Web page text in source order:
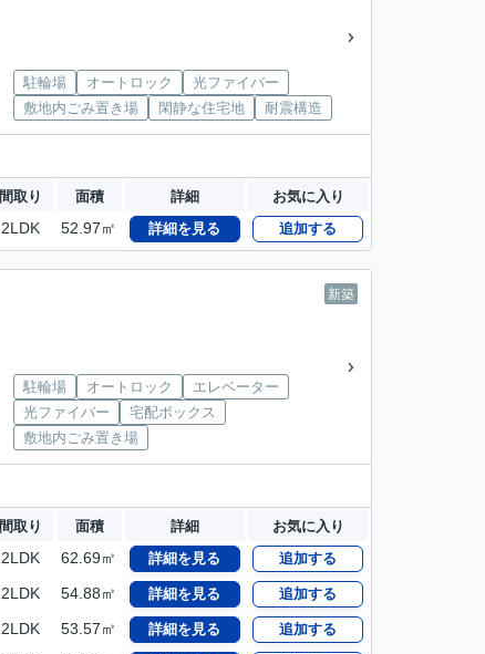
駐輪場 オートロック
光ファイバー
敷地内ごみ置き場
閑静な住宅地 耐震構造
間取り 面積 詳細 お気に入り
2LDK 52.97㎡ 詳細を見る 追加する
新築
駐輪場 オートロック
エレベーター
光ファイバー
宅配ボックス
敷地内ごみ置き場
間取り 面積 詳細 お気に入り
2LDK 62.69㎡ 詳細を見る 追加する
2LDK 54.88㎡ 詳細を見る 追加する
2LDK 53.57㎡ 詳細を見る 追加する